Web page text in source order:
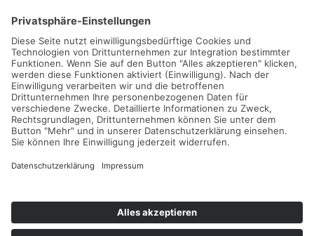
Krankentagegeld der "Privaten"
Krankenversicherungen in der Einzel-Kritik
AOL Allianz ARAG AXA Barmenia
Continentale Deutscher Ring DEVK
Debeka DFV DKV Generali
Hallesche HanseMerkur
R+V SDK